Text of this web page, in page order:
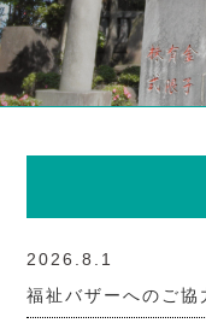
2026.8.1
福祉バザーへのご